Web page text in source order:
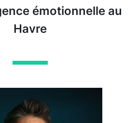
émotionnelle au
Havre